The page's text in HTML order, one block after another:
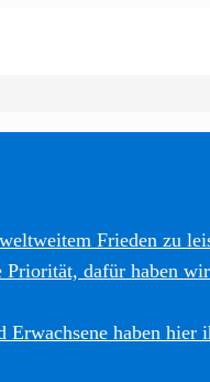
Frieden zu
dafür haben
Erwachsene haben hier